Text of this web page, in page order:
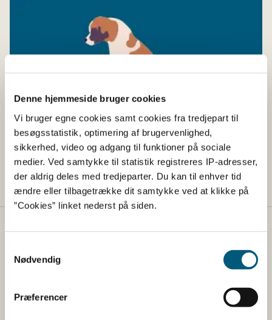
Denne hjemmeside bruger cookies
Vi bruger egne cookies samt cookies fra tredjepart til
besøgsstatistik, optimering af brugervenlighed,
sikkerhed, video og adgang til funktioner på sociale
medier. Ved samtykke til statistik registreres IP-adresser,
der aldrig deles med tredjeparter. Du kan til enhver tid
ændre eller tilbagetrække dit samtykke ved at klikke på
”Cookies” linket nederst på siden.
Nødvendig
Præferencer
Læs mere her om køb af hund fra udlandet
Fødevarestyrelsen
Fødevarestyrelsen er en styrelse under
dyresundhed og sikker, sund mad. Vi står bag De